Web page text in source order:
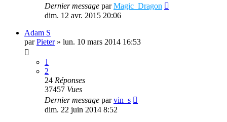
Dernier message parMagic_Dragon
dim. 12 avr. 2015 20:06
Adam S
parPieter» lun. 10 mars 2014 16:53
1
2
24 Réponses
37457 Vues
Dernier message parvin_s
dim. 22 juin 2014 8:52